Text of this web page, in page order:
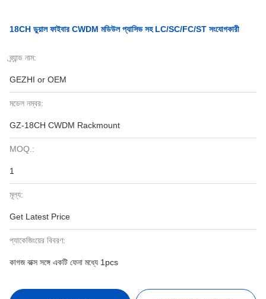
18CH ডুয়াল ফাইবার CWDM মডিউল প্যাসিভ সহ LC/SC/FC/ST সংযোগকারী
ব্র্যান্ড নাম:
GEZHI or OEM
মডেল নম্বর:
GZ-18CH CWDM Rackmount
MOQ.:
1
মূল্য:
Get Latest Price
প্যাকেজিংয়ের বিবরণ:
কাগজ বাক্স সঙ্গে একটি ফেনা মধ্যে 1pcs